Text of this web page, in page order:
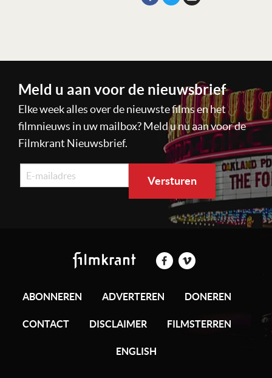
Meld u aan voor de nieuwsbrief
Elke week alles over de nieuwste films en het
filmnieuws in uw mailbox? Meld u nu aan voor de
Filmkrant Nieuwsbrief.
ABONNEREN ADVERTEREN DONEREN
CONTACT DISCLAIMER FILMSTERREN
ENGLISH